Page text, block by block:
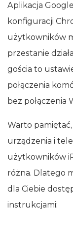
Aplikacja
konfiguracji
użytkowników
przestanie
gościa to
połączenia
bez połączenia
Warto
urządzenia i
użytkowników
różna. Dlatego
dla Ciebie
instrukcjami: